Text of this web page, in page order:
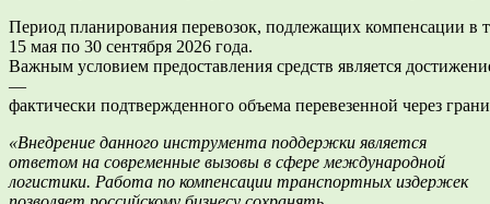
Период планирования перевозок, подлежащих компенсации в
15 мая по 30 сентября 2026 года.
Важным условием предоставления средств является
—
фактически подтвержденного объема перевезенной через
«Внедрение данного инструмента поддержки является
ответом на современные вызовы в сфере международной
логистики. Работа по компенсации транспортных издержек